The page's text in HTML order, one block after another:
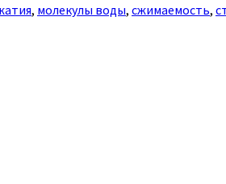
, молекулы воды, сжимаемость,